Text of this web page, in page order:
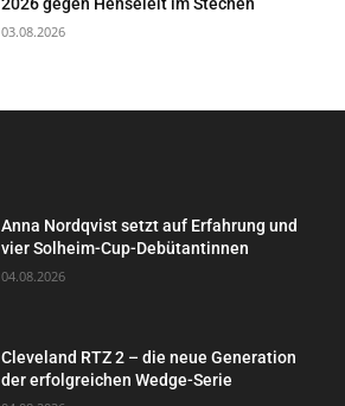
03.08.2026
Anna Nordqvist setzt auf Erfahrung und
vier Solheim-Cup-Debütantinnen
04.08.2026
Cleveland RTZ 2 – die neue Generation
der erfolgreichen Wedge-Serie